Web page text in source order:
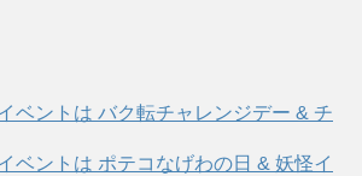
ベントは バク転チャレンジデー & チ
ベントは ポテコなげわの日 & 妖怪イ